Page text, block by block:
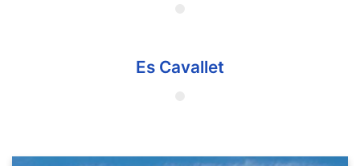
Es Cavallet